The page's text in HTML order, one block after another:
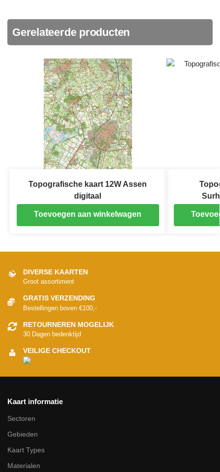
Gerelateerde producten
Topografische kaart 12W Assen
digitaal
Toevoegen aan winkelwagen
DIVERSE KAARTEN
Groot assortiment
GRATIS VERZENDING
Bestellingen boven €100,-
RETOURNEREN MOGELIJK
30 Dagen bedenktijd
VEILIGE CHECKOUT
Kaart informatie
Sectoren
Gebieden
Kaart Types
Materialen